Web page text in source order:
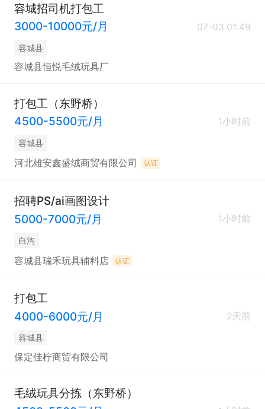
容城招司机打包工
3000-10000元/月
07-03 01:49
容城县
容城县恒悦毛绒玩具厂
打包工（东野桥）
4500-5500元/月
1小时前
容城县
河北雄安鑫盛绒商贸有限公司 认证
招聘PS/ai画图设计
5000-7000元/月
1小时前
白沟
容城县瑞禾玩具辅料店 认证
打包工
4000-6000元/月
2天前
容城县
保定佳柠商贸有限公司
毛绒玩具分拣（东野桥）